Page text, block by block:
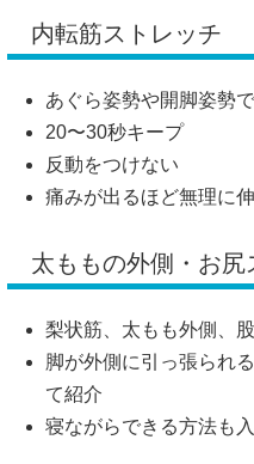
内転筋ストレッチ
あぐら姿勢や開脚姿勢
20〜30秒キープ
反動をつけない
痛みが出るほど無理に
太ももの外側・お尻
梨状筋、太もも外側、
脚が外側に引っ張られ
て紹介
寝ながらできる方法も